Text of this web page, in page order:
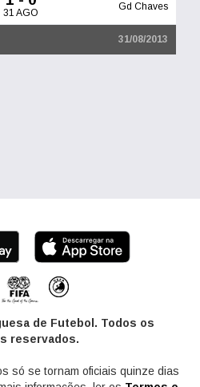
31 AGO
Gd Chaves
31/08/2013
de Futebol. Todos os
reservados.
só se tornam oficiais quinze dias